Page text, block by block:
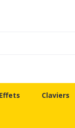
Effets Claviers